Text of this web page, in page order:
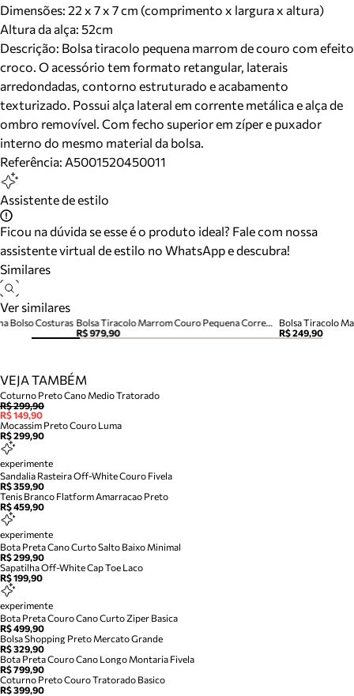
Dimensões: 22 x 7 x 7 cm (comprimento x largura x altura)
Altura da alça: 52cm
Descrição: Bolsa tiracolo pequena marrom de couro com efeito
croco. O acessório tem formato retangular, laterais
arredondadas, contorno estruturado e acabamento
texturizado. Possui alça lateral em corrente metálica e alça de
ombro removível. Com fecho superior em zíper e puxador
interno do mesmo material da bolsa.
Referência: A5001520450011
Assistente de estilo
Ficou na dúvida se esse é o produto ideal? Fale com nossa
assistente virtual de estilo no WhatsApp e descubra!
Similares
Ver similares
Bolsa Tiracolo Marrom Couro Pequena Corrente
R$ 979,90
Bolsa Tiracolo
R$ 249,90
Bolso Costuras
VEJA TAMBÉM
Coturno Preto Cano Medio Tratorado
R$ 299,90
R$ 149,90
Mocassim Preto Couro Luma
R$ 299,90
experimente
Sandalia Rasteira Off-White Couro Fivela
R$ 359,90
Tenis Branco Flatform Amarracao Preto
R$ 459,90
experimente
Bota Preta Cano Curto Salto Baixo Minimal
R$ 299,90
Sapatilha Off-White Cap Toe Laco
R$ 199,90
experimente
Bota Preta Couro Cano Curto Ziper Basica
R$ 499,90
Bolsa Shopping Preto Mercato Grande
R$ 329,90
Bota Preta Couro Cano Longo Montaria Fivela
R$ 799,90
Coturno Preto Couro Tratorado Basico
R$ 399,90